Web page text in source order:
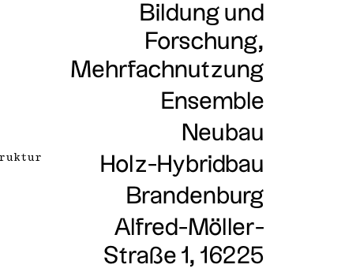
Bildung und
Forschung,
Mehrfachnutzung
Ensemble
Neubau
Holz-Hybridbau
Brandenburg
Alfred-Möller-
Straße 1, 16225